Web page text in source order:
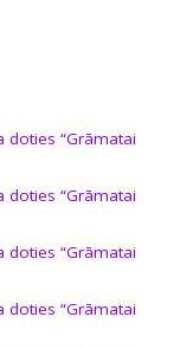
doties “Grāmatai
doties “Grāmatai
doties “Grāmatai
doties “Grāmatai